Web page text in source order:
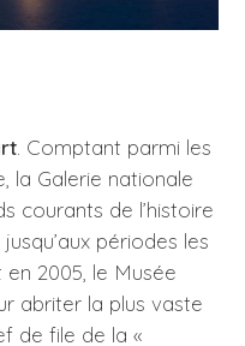
. Comptant parmi les
la Galerie nationale
courants de l’histoire
périodes les
2005, le Musée
abriter la plus vaste
de file de la «